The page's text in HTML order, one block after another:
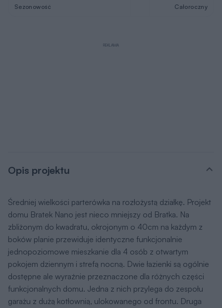
Sezonowość Całoroczny
REKLAMA
Opis projektu
Średniej wielkości parterówka na rozłożystą działkę. Projekt
domu Bratek Nano jest nieco mniejszy od Bratka. Na
zbliżonym do kwadratu, okrojonym o 40cm na każdym z
boków planie przewiduje identyczne funkcjonalnie
jednopoziomowe mieszkanie dla 4 osób z otwartym
pokojem dziennym i strefą nocną. Dwie łazienki są ogólnie
dostępne ale wyraźnie przeznaczone dla różnych części
funkcjonalnych domu. Jedna z nich przylega do zespołu
garażu z dużą kotłownią, ulokowanego od frontu. Druga